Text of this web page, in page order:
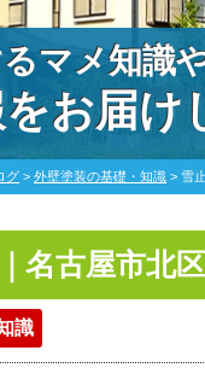
マメ知識
お届け
グ > 外壁塗装の基礎・知識 > 雪
名古屋市北
識